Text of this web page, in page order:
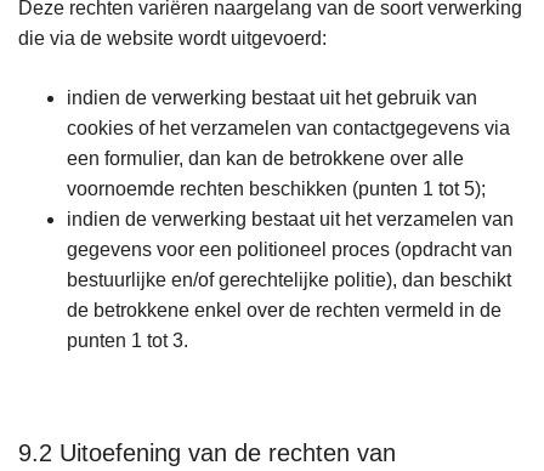
Deze rechten variëren naargelang van de soort verwerking
die via de website wordt uitgevoerd:
indien de verwerking bestaat uit het gebruik van
cookies of het verzamelen van contactgegevens via
een formulier, dan kan de betrokkene over alle
voornoemde rechten beschikken (punten 1 tot 5);
indien de verwerking bestaat uit het verzamelen van
gegevens voor een politioneel proces (opdracht van
bestuurlijke en/of gerechtelijke politie), dan beschikt
de betrokkene enkel over de rechten vermeld in de
punten 1 tot 3.
9.2 Uitoefening van de rechten van